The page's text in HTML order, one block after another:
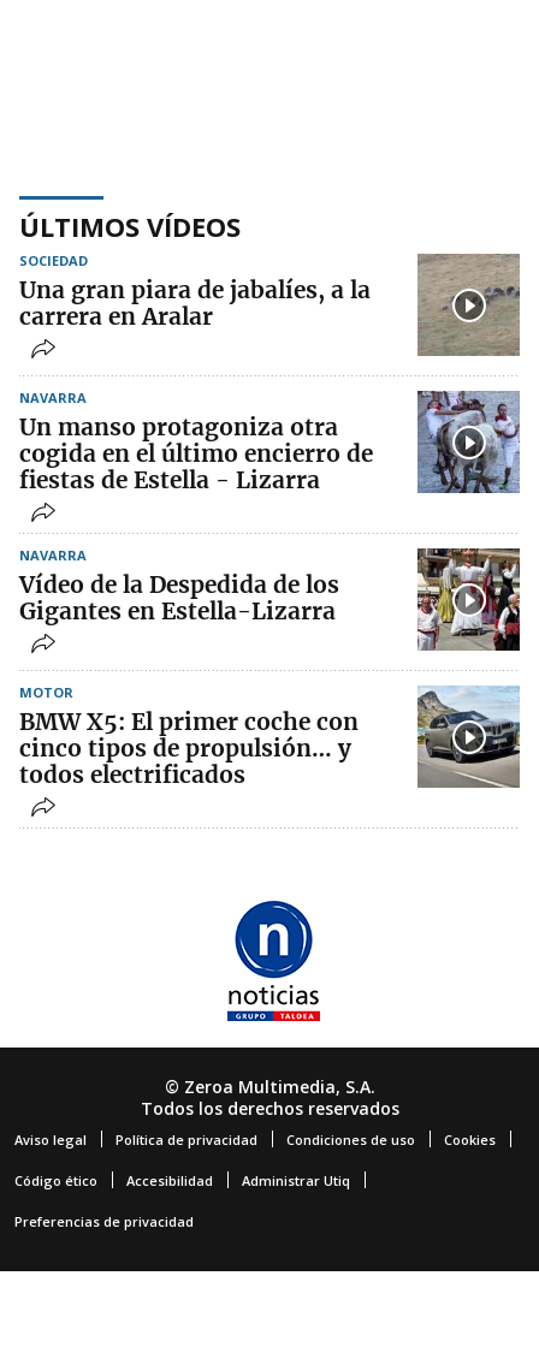
ÚLTIMOS VÍDEOS
SOCIEDAD
Una gran piara de jabalíes, a la
carrera en Aralar
NAVARRA
Un manso protagoniza otra
cogida en el último encierro de
fiestas de Estella - Lizarra
NAVARRA
Vídeo de la Despedida de los
Gigantes en Estella-Lizarra
MOTOR
BMW X5: El primer coche con
cinco tipos de propulsión… y
todos electrificados
© Zeroa Multimedia, S.A.
Todos los derechos reservados
Aviso legal Política de privacidad Condiciones de uso Cookies
Código ético Accesibilidad Administrar Utiq
Preferencias de privacidad